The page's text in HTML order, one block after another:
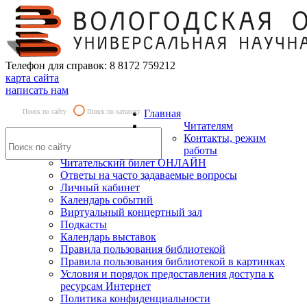
Телефон для справок: 8 8172 759212
карта сайта
написать нам
Поиск по сайту Поиск по каталогу Главная
Читателям
Контакты, режим
работы
Читательский билет ОНЛАЙН
Ответы на часто задаваемые вопросы
Личный кабинет
Календарь событий
Виртуальный концертный зал
Подкасты
Календарь выставок
Правила пользования библиотекой
Правила пользования библиотекой в картинках
Условия и порядок предоставления доступа к
ресурсам Интернет
Политика конфиденциальности